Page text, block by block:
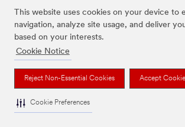
This website uses cookies on your device to
navigation, analyze site usage, and deliver
based on your interests.
Cookie Notice
Reject Non-Essential Cookies Accept
Cookie Preferences